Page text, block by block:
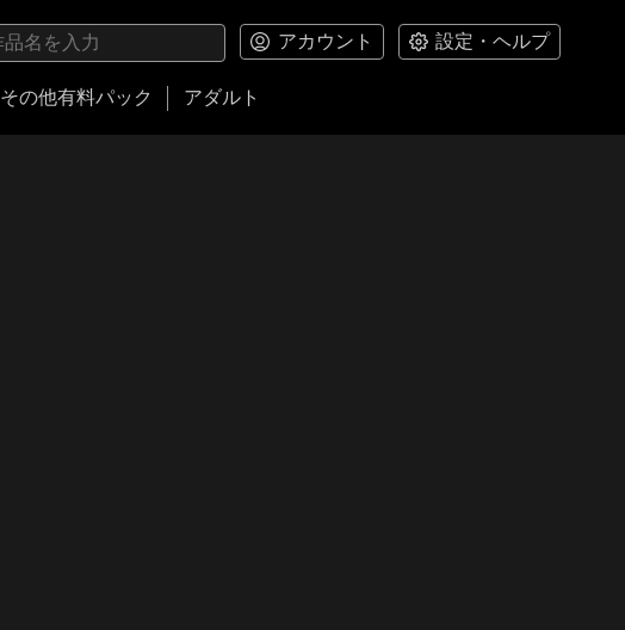
アカウント 設定・ヘルプ
その他有料パック アダルト